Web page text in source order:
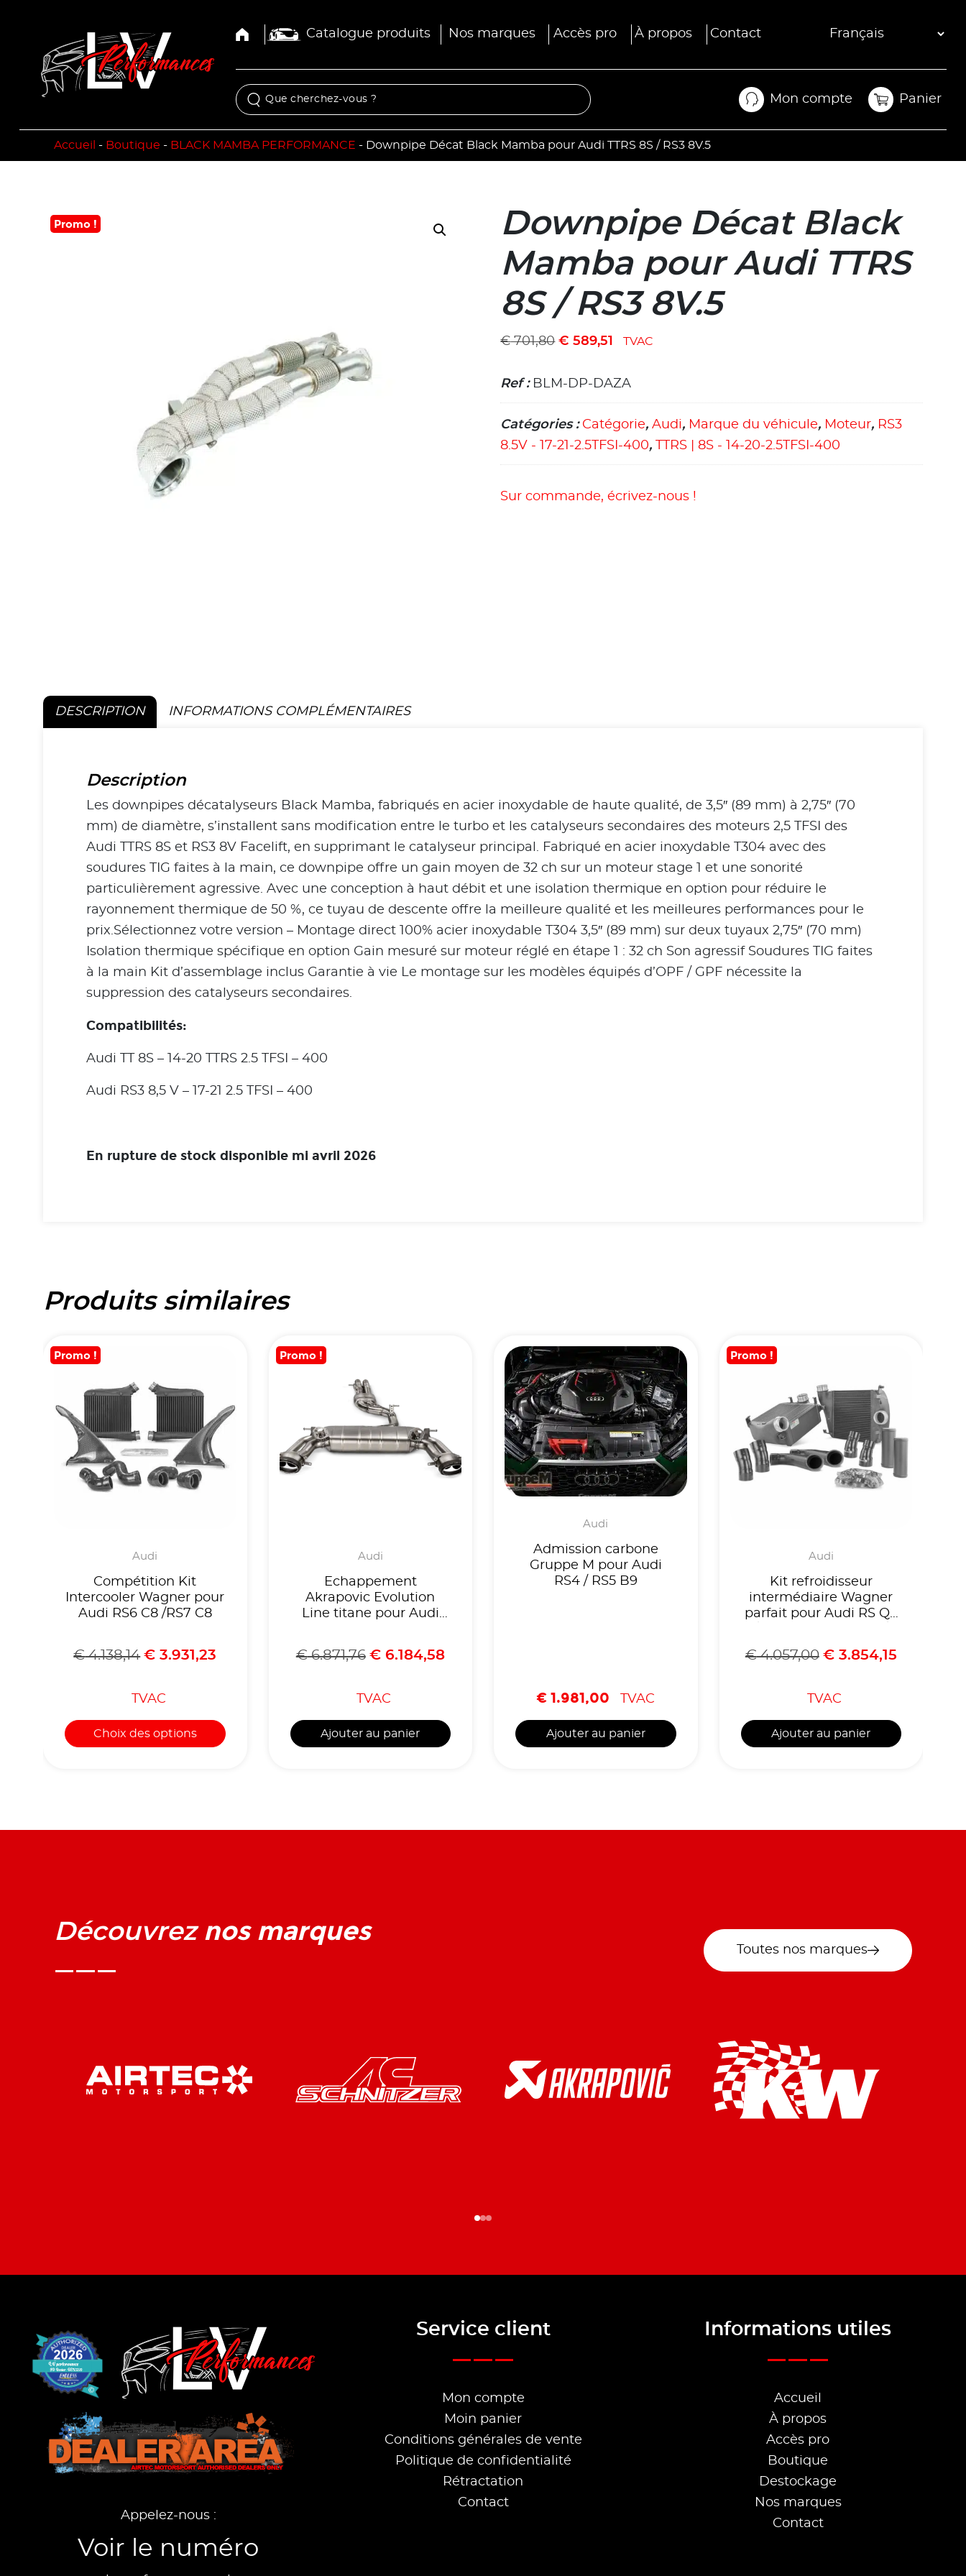
Catalogue produits Nos marques Accès pro À propos Contact
Mon compte
Mon compte
Panier
Panier
Accueil - Boutique - BLACK MAMBA PERFORMANCE - Downpipe Décat Black Mamba pour Audi TTRS 8S / RS3 8V.5
Promo !
Downpipe Décat Black
Mamba pour Audi TTRS
8S / RS3 8V.5
€701,80 € 589,51 TVAC
Ref : BLM-DP-DAZA
Catégories : Catégorie,Audi, Marque du véhicule, Moteur, RS3
8.5V - 17-21-2.5TFSI-400, TTRS | 8S - 14-20-2.5TFSI-400
Sur commande, écrivez-nous !
DESCRIPTION INFORMATIONS COMPLÉMENTAIRES
Description
Les downpipes décatalyseurs Black Mamba, fabriqués en acier inoxydable de haute qualité, de 3,5″ (89 mm) à 2,75″ (70
mm) de diamètre, s’installent sans modification entre le turbo et les catalyseurs secondaires des moteurs 2,5 TFSI des
Audi TTRS 8S et RS3 8V Facelift, en supprimant le catalyseur principal. Fabriqué en acier inoxydable T304 avec des
soudures TIG faites à la main, ce downpipe offre un gain moyen de 32 ch sur un moteur stage 1 et une sonorité
particulièrement agressive. Avec une conception à haut débit et une isolation thermique en option pour réduire le
rayonnement thermique de 50 %, ce tuyau de descente offre la meilleure qualité et les meilleures performances pour le
prix.Sélectionnez votre version – Montage direct 100% acier inoxydable T304 3,5″ (89 mm) sur deux tuyaux 2,75″ (70 mm)
Isolation thermique spécifique en option Gain mesuré sur moteur réglé en étape 1 : 32 ch Son agressif Soudures TIG faites
à la main Kit d’assemblage inclus Garantie à vie Le montage sur les modèles équipés d’OPF / GPF nécessite la
suppression des catalyseurs secondaires.
Compatibilités:
Audi TT 8S – 14-20 TTRS 2.5 TFSI – 400
Audi RS3 8,5 V – 17-21 2.5 TFSI – 400
En rupture de stock disponible mi avril 2026
Produits similaires
Promo !
Audi
Compétition Kit
Intercooler Wagner pour
Audi RS6 C8 /RS7 C8
€4.138,14 € 3.931,23
TVAC
Choix des options
Promo !
Audi
Echappement
Akrapovic Evolution
Line titane pour Audi
€6.871,76 €6.184,58
TVAC
Ajouter au panier
Audi
Admission carbone
Gruppe M pour Audi
RS4 / RS5 B9
€ 1.981,00 TVAC
Ajouter au panier
Promo !
Audi
Kit refroidisseur
intermédiaire Wagner
parfait pour Audi RS Q8
€4.057,00 €3.854,15
TVAC
Ajouter au panier
Découvrez nos marques
Toutes nos marques
Service client
Mon compte
Moin panier
Conditions générales de vente
Politique de confidentialité
Rétractation
Contact
Informations utiles
Accueil
À propos
Accès pro
Boutique
Destockage
Nos marques
Contact
Appelez-nous :
Voir le numéro